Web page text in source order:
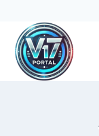
Pular
para
Conteúdo